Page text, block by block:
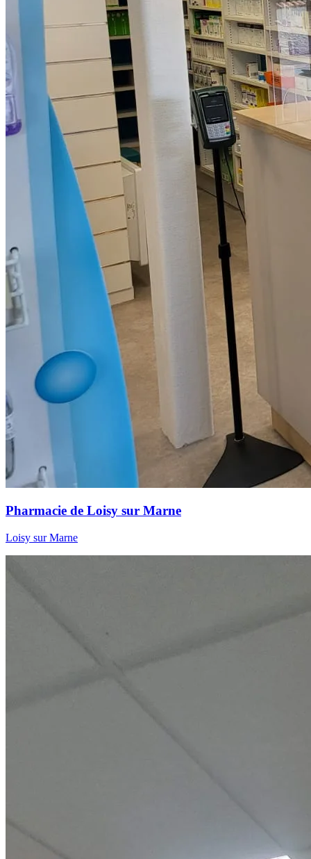
Pharmacie de Loisy sur Marne
Loisy sur Marne